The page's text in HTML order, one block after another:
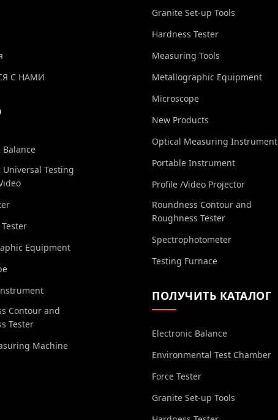
С НАМИ
Balance
Universal Testing
Equipment
Contour and
Tester
Machine
Granite Set-up Tools
Hardness Tester
Measuring Tools
Metallographic Equipment
Microscope
New Products
Optical Measuring Instrument
Portable Instrument
Profile /Video Projector
Roundness Contour and
Roughness Tester
Spectrophotometer
Testing Furnace
ПОЛУЧИТЬ КАТАЛОГ
Electronic Balance
Environmental Test Chamber
Force Tester
Granite Set-up Tools